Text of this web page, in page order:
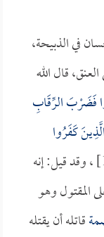
في الذبيحة،
قال الله
فَضَرْبَ الرِّقَابِ
كَفَرُوا
[الأنفال:12] ، وقد قيل: إنه
المقتول وهو
قاتله أن يقتله